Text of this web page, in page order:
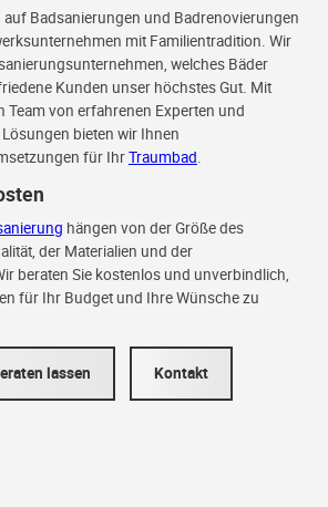
auf Badsanierungen und Badrenovierungen
mit Familientradition. Wir
welches Bäder
Kunden unser höchstes Gut. Mit
Team von erfahrenen Experten und
bieten wir Ihnen
für IhrTraumbad
hängen von der Größe des
der Materialien und der
beraten Sie kostenlos und unverbindlich,
für Ihr Budget und Ihre Wünsche zu
lassen Kontakt